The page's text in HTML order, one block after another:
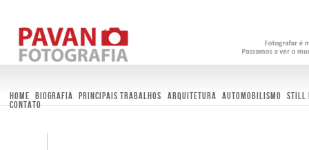
Home Biografia Principais trabalhos Arquitetura Automobilismo
Still
Contato